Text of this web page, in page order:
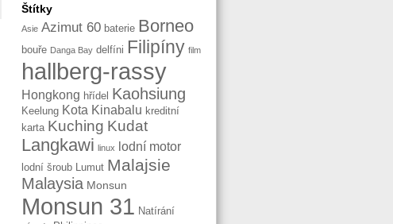
Štítky
Asie Azimut 60 baterie Borneo
bouře Danga Bay delfíni Filipíny film
hallberg-rassy
Hongkong hřídel Kaohsiung
Keelung Kota Kinabalu kreditní
karta Kuching Kudat
Langkawi linux lodní motor
lodní šroub Lumut Malajsie
Malaysia Monsun
Monsun 31 Natírání